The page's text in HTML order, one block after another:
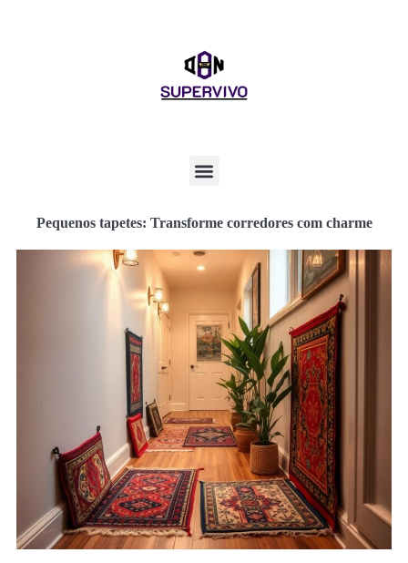
Pequenos tapetes: Transforme corredores com charme